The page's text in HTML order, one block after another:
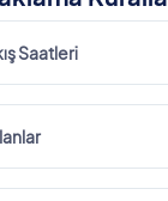
Saatleri